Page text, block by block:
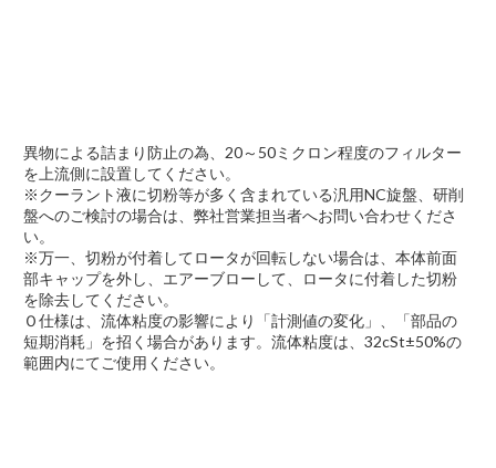
異物による詰まり防止の為、20～50ミクロン程度のフィルター
を上流側に設置してください。
※クーラント液に切粉等が多く含まれている汎用NC旋盤、研削
盤へのご検討の場合は、弊社営業担当者へお問い合わせくださ
い。
※万一、切粉が付着してロータが回転しない場合は、本体前面
部キャップを外し、エアーブローして、ロータに付着した切粉
を除去してください。
Ｏ仕様は、流体粘度の影響により「計測値の変化」、「部品の
短期消耗」を招く場合があります。流体粘度は、32cSt±50%の
範囲内にてご使用ください。